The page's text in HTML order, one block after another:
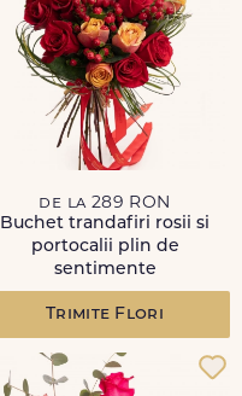
de la 289 RON
Buchet trandafiri rosii si
portocalii plin de
sentimente
Trimite Flori